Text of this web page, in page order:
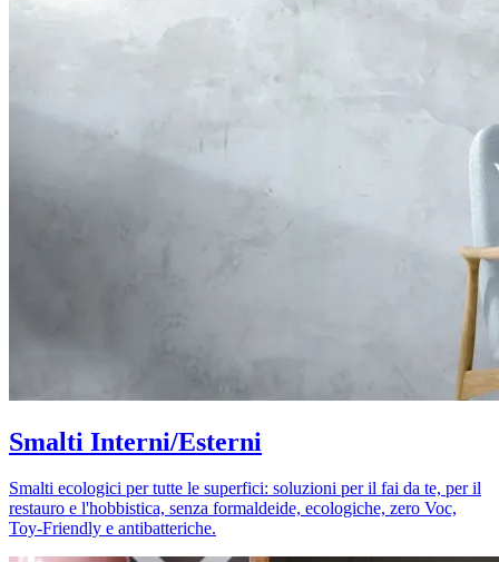
Smalti Interni/Esterni
Smalti ecologici per tutte le superfici: soluzioni per il fai da te, per il
restauro e l'hobbistica, senza formaldeide, ecologiche, zero Voc,
Toy-Friendly e antibatteriche.